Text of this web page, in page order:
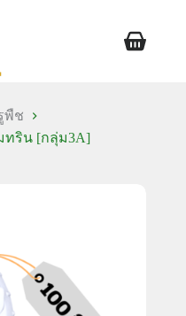
พืช
ทริน [กลุ่ม3A]